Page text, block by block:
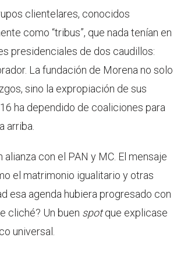
clientelares, conocidos
como “tribus”, que nada tenían en
presidenciales de dos caudillos:
La fundación de Morena no solo
sino la expropiación de sus
ha dependido de coaliciones para
arriba.
con el PAN y MC. El mensaje
el matrimonio igualitario y otras
esa agenda hubiera progresado con
cliché? Un buen spotque explicase
universal.